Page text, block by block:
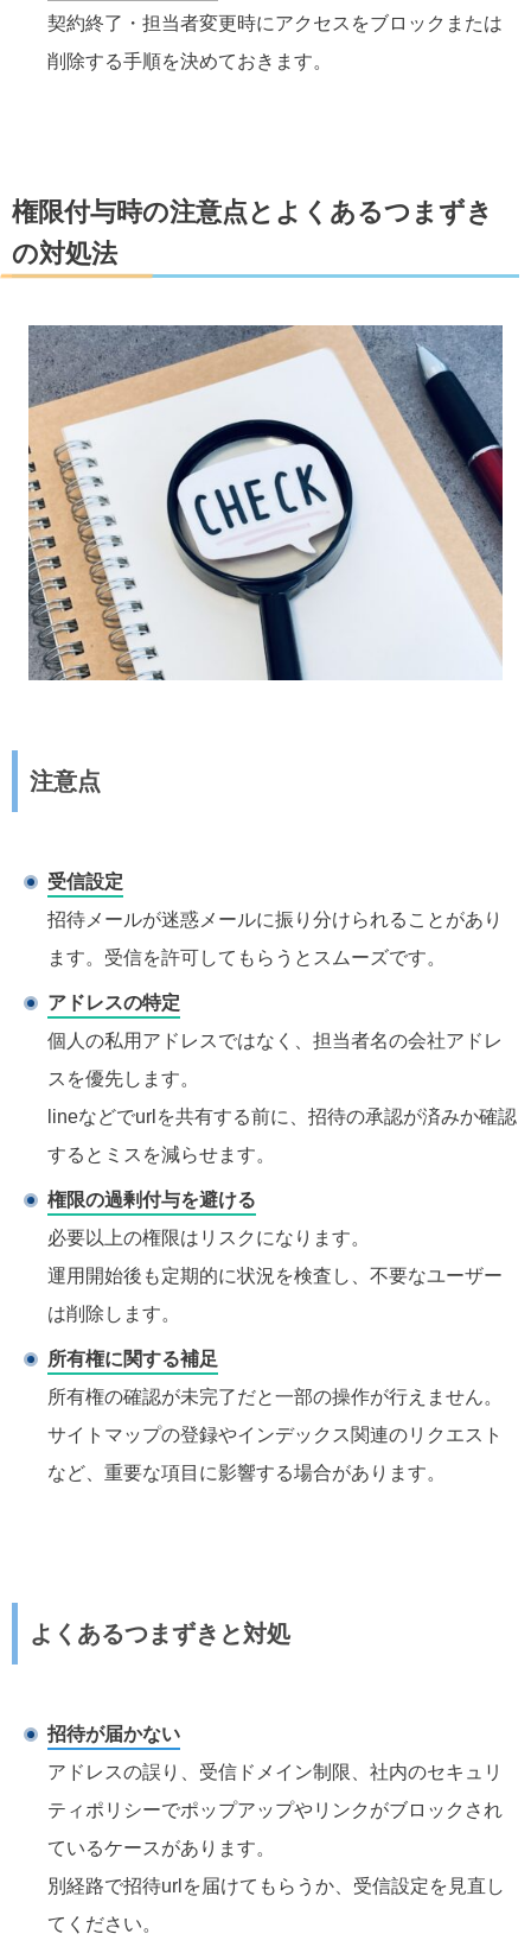
契約終了・担当者変更時にアクセスをブロックまたは
削除する手順を決めておきます。
権限付与時の注意点とよくあるつまずき
の対処法
注意点
受信設定
招待メールが迷惑メールに振り分けられることがあり
ます。受信を許可してもらうとスムーズです。
アドレスの特定
個人の私用アドレスではなく、担当者名の会社アドレ
スを優先します。
lineなどでurlを共有する前に、招待の承認が済みか確認
するとミスを減らせます。
権限の過剰付与を避ける
必要以上の権限はリスクになります。
運用開始後も定期的に状況を検査し、不要なユーザー
は削除します。
所有権に関する補足
所有権の確認が未完了だと一部の操作が行えません。
サイトマップの登録やインデックス関連のリクエスト
など、重要な項目に影響する場合があります。
よくあるつまずきと対処
招待が届かない
アドレスの誤り、受信ドメイン制限、社内のセキュリ
ティポリシーでポップアップやリンクがブロックされ
ているケースがあります。
別経路で招待urlを届けてもらうか、受信設定を見直し
てください。